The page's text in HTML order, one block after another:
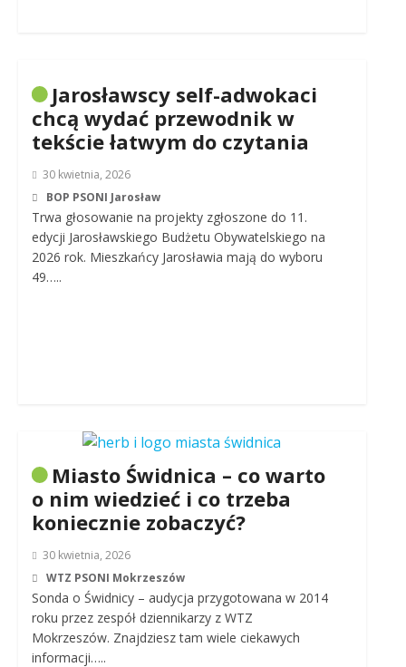
Jarosławscy self-adwokaci
chcą wydać przewodnik w
tekście łatwym do czytania
30 kwietnia, 2026
BOP PSONI Jarosław
Trwa głosowanie na projekty zgłoszone do 11.
edycji Jarosławskiego Budżetu Obywatelskiego na
2026 rok. Mieszkańcy Jarosławia mają do wyboru
49…..
Miasto Świdnica – co warto
o nim wiedzieć i co trzeba
koniecznie zobaczyć?
30 kwietnia, 2026
WTZ PSONI Mokrzeszów
Sonda o Świdnicy – audycja przygotowana w 2014
roku przez zespół dziennikarzy z WTZ
Mokrzeszów. Znajdziesz tam wiele ciekawych
informacji…..